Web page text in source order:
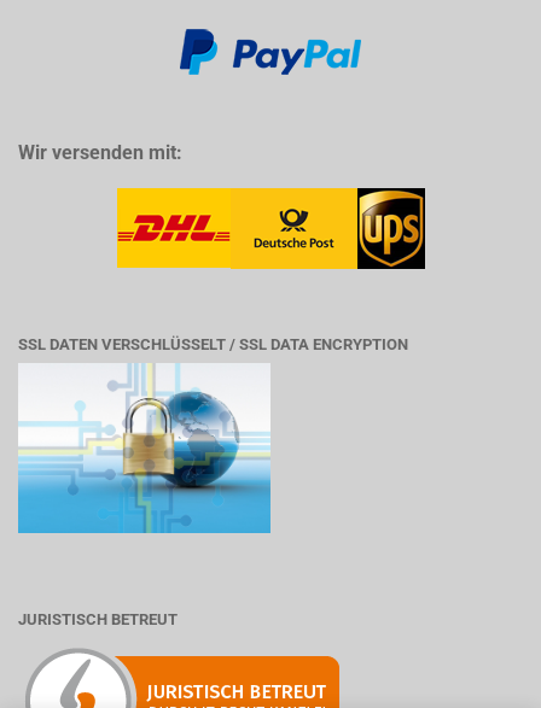
Wir versenden mit:
SSL DATEN VERSCHLÜSSELT / SSL DATA ENCRYPTION
JURISTISCH BETREUT